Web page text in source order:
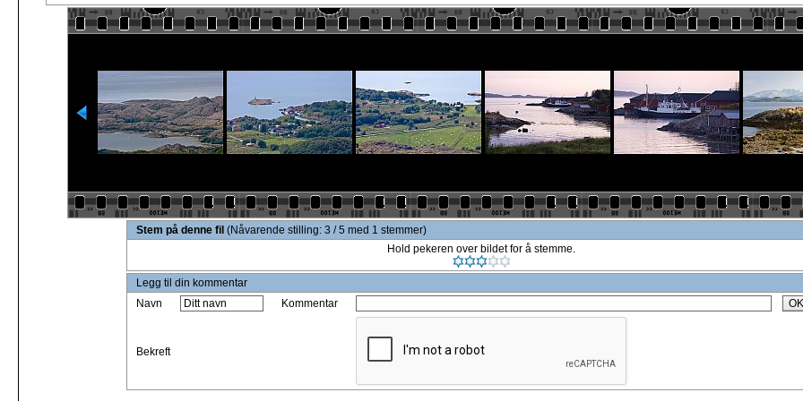
Stem på denne fil (Nåvarende stilling: 3 / 5 med 1 stemmer)
Hold pekeren over bildet for å stemme.
Legg til din kommentar
Navn
Kommentar OK
Bekreft